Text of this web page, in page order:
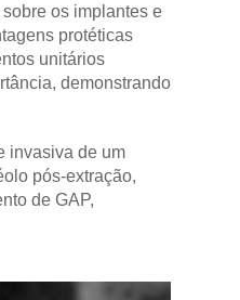
os implantes e
protéticas
unitários
demonstrando
invasiva de um
pós-extração,
de GAP,